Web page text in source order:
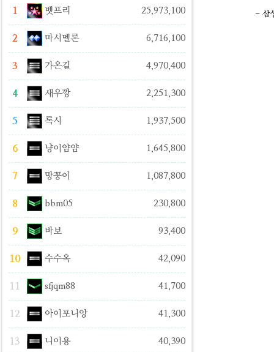
1 벳프리 25,973,100
2 마시멜론 6,716,100
3 가온길 4,970,400
4 새우깡 2,251,300
5 록시 1,937,500
6 냥이얌얌 1,645,800
7 망꽁이 1,087,800
8 bbm05 230,800
9 바보 93,400
10 수수옥 42,090
11 sfjqm88 41,700
12 아이포니앙 41,300
13 니이용 40,390
- 삼